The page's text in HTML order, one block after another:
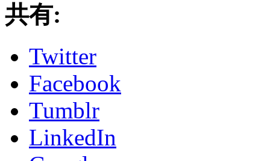
共有:
Twitter
Facebook
Tumblr
LinkedIn